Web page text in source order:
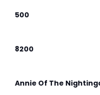
500
8200
Annie Of The